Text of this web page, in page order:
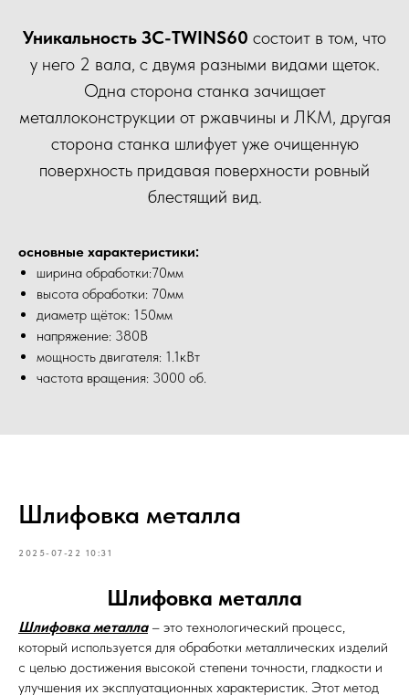
Уникальность ЗС-TWINS60 состоит в том, что
у него 2 вала, с двумя разными видами щеток.
Одна сторона станка зачищает
металлоконструкции от ржавчины и ЛКМ, другая
сторона станка шлифует уже очищенную
поверхность придавая поверхности ровный
блестящий вид.
основные характеристики:
ширина обработки:70мм
высота обработки: 70мм
диаметр щёток: 150мм
напряжение: 380В
мощность двигателя: 1.1кВт
частота вращения: 3000 об.
Шлифовка металла
2025-07-22 10:31
Шлифовка металла
Шлифовка металла– это технологический процесс,
который используется для обработки металлических изделий
с целью достижения высокой степени точности, гладкости и
улучшения их эксплуатационных характеристик. Этот метод